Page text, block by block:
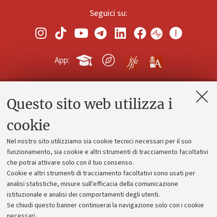
Questo sito web utilizza i
cookie
Nel nostro sito utilizziamo sia cookie tecnici necessari per il suo
funzionamento, sia cookie e altri strumenti di tracciamento facoltativi
che potrai attivare solo con il tuo consenso.
Cookie e altri strumenti di tracciamento facoltativi sono usati per
analisi statistiche, misure sull'efficacia della comunicazione
istituzionale e analisi dei comportamenti degli utenti.
Se chiudi questo banner continuerai la navigazione solo con i cookie
Seguici su:
App:
Contatti e PEC
Alumni community
Piano strategico
Bilanci
Donazioni e 5x1000
Merchandising - UniboStore